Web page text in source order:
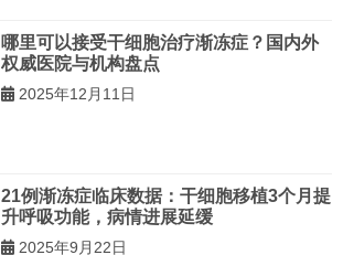
哪里可以接受干细胞治疗渐冻症？国内外
权威医院与机构盘点
2025年12月11日
21例渐冻症临床数据：干细胞移植3个月提
升呼吸功能，病情进展延缓
2025年9月22日